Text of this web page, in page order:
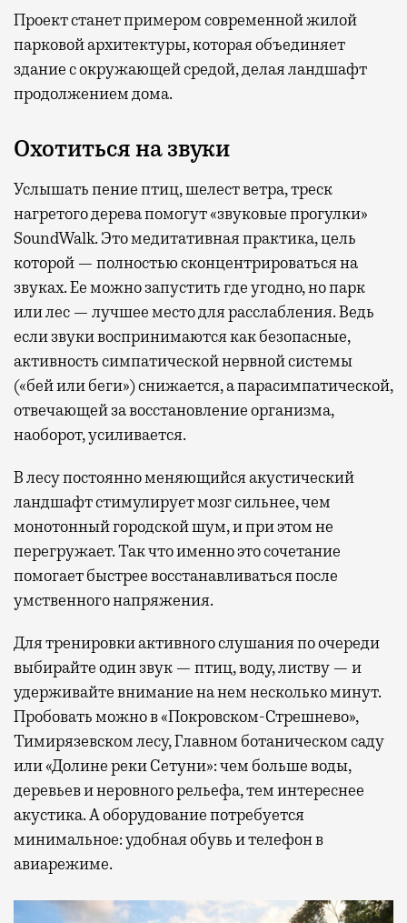
Проект станет примером современной жилой
парковой архитектуры, которая объединяет
здание с окружающей средой, делая ландшафт
продолжением дома.
Охотиться на звуки
Услышать пение птиц, шелест ветра, треск
нагретого дерева помогут «звуковые прогулки»
SoundWalk. Это медитативная практика, цель
которой — полностью сконцентрироваться на
звуках. Ее можно запустить где угодно, но парк
или лес — лучшее место для расслабления. Ведь
если звуки воспринимаются как безопасные,
активность симпатической нервной системы
(«бей или беги») снижается, а парасимпатической,
отвечающей за восстановление организма,
наоборот, усиливается.
В лесу постоянно меняющийся акустический
ландшафт стимулирует мозг сильнее, чем
монотонный городской шум, и при этом не
перегружает. Так что именно это сочетание
помогает быстрее восстанавливаться после
умственного напряжения.
Для тренировки активного слушания по очереди
выбирайте один звук — птиц, воду, листву — и
удерживайте внимание на нем несколько минут.
Пробовать можно в «Покровском-Стрешнево»,
Тимирязевском лесу, Главном ботаническом саду
или «Долине реки Сетуни»: чем больше воды,
деревьев и неровного рельефа, тем интереснее
акустика. А оборудование потребуется
минимальное: удобная обувь и телефон в
авиарежиме.